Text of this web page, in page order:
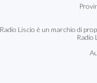
Radio Liscio è un marchio di
Radio